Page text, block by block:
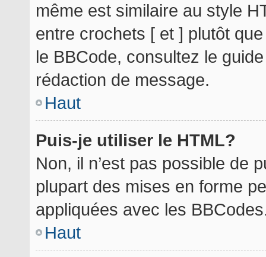
même est similaire au style
entre crochets [ et ] plutôt
le BBCode, consultez le
rédaction de message.
Haut
Puis-je utiliser le HTML?
Non, il n’est pas possible de
plupart des mises en forme
appliquées avec les
Haut